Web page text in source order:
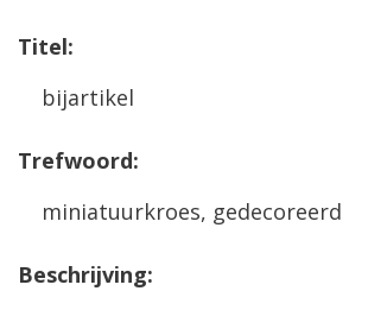
Titel:
bijartikel
Trefwoord:
miniatuurkroes, gedecoreerd
Beschrijving: